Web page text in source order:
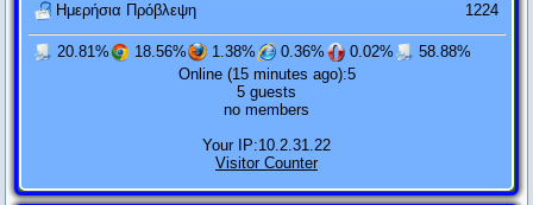
Ημερήσια Πρόβλεψη 1224
20.81% 18.56% 1.38% 0.36% 0.02%
58.88%
Online (15 minutes ago):5
5 guests
no members
Your IP:10.2.31.22
Visitor Counter
Αν η θεωρία της σχετικότητας αποδειχτεί πετυχημένη, οι
κόσμου. Αν η θεωρία της σχετικότητας αποδειχτεί λάθος, τότε
οι Γάλλοι θα με πουν Γερμανό και οι Γερμανοί Εβραίο.